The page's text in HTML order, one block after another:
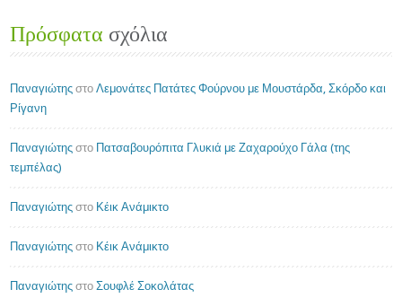
Πρόσφατα σχόλια
Παναγιώτης στοΛεμονάτες Πατάτες Φούρνου με Μουστάρδα, Σκόρδο και
Ρίγανη
Παναγιώτης στο Πατσαβουρόπιτα Γλυκιά με Ζαχαρούχο Γάλα (της
τεμπέλας)
Παναγιώτης στο Κέικ Ανάμικτο
Παναγιώτης στο Κέικ Ανάμικτο
Παναγιώτης στοΣουφλέ Σοκολάτας